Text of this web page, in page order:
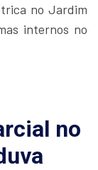
no Jardim
internos no
no